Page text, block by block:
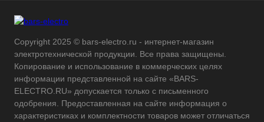
Copyright 2025 © bars-electro.ru - интернет-магазин
электротехнической продукции. Все права защищены.
Копирование и использование в коммерческих целях
информации представленной на сайте «BARS-
ELECTRO.RU» допускается только с письменного
одобрения. Предоставленная на сайте информация о
характеристиках и комплектности товаров может отличаться